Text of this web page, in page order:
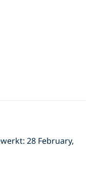
28 February,